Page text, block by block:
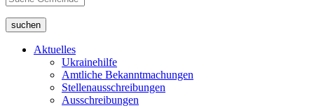
suchen
Aktuelles
Ukrainehilfe
Amtliche Bekanntmachungen
Stellenausschreibungen
Ausschreibungen